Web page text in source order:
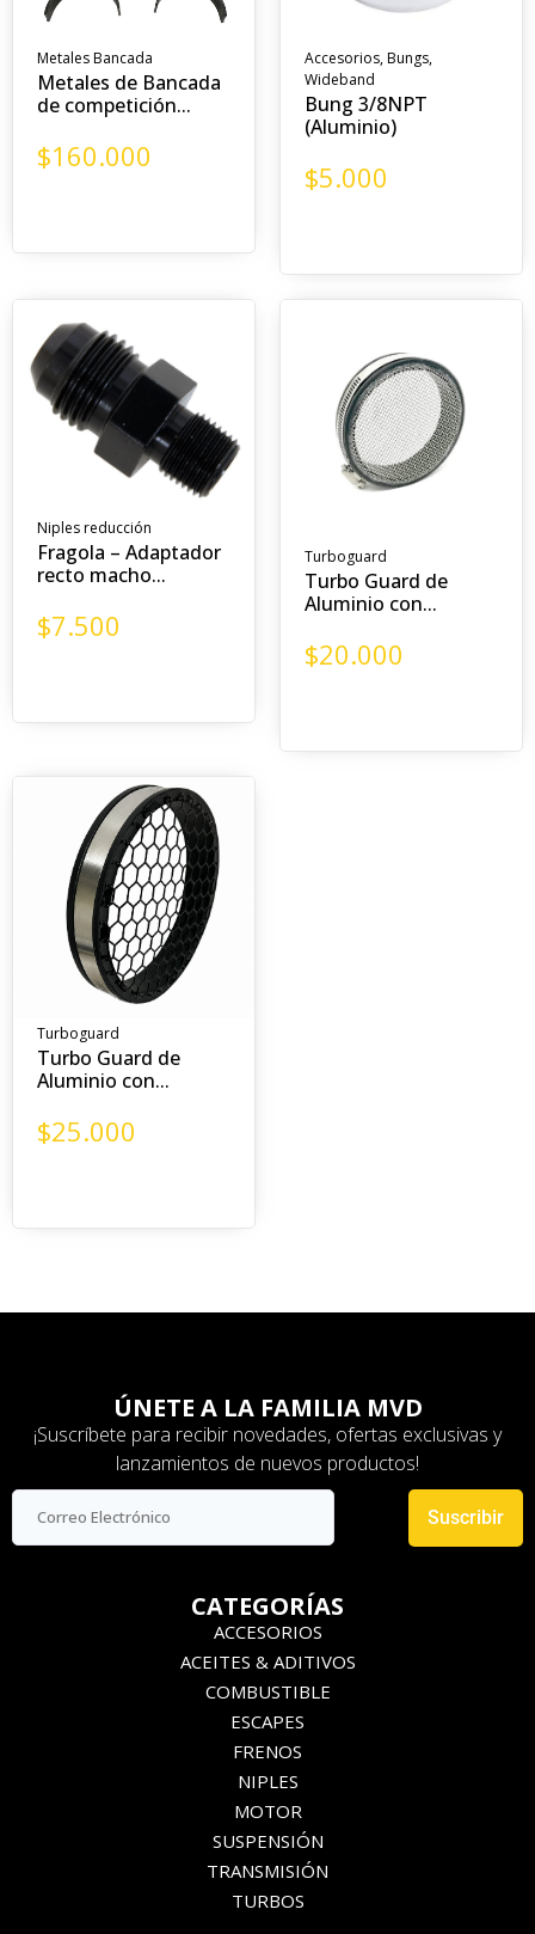
Metales Bancada
Metales de Bancada
de competición...
$160.000
Accesorios,Bungs,
Wideband
Bung 3/8NPT
(Aluminio)
$5.000
Niples reducción
Fragola – Adaptador
recto macho...
$7.500
Turboguard
Turbo Guard de
Aluminio con...
$20.000
Turboguard
Turbo Guard de
Aluminio con...
$25.000
ÚNETE A LA FAMILIA MVD
¡Suscríbete para recibir novedades, ofertas exclusivas y
lanzamientos de nuevos productos!
Suscribir
CATEGORÍAS
ACCESORIOS
ACEITES & ADITIVOS
COMBUSTIBLE
ESCAPES
FRENOS
NIPLES
MOTOR
SUSPENSIÓN
TRANSMISIÓN
TURBOS